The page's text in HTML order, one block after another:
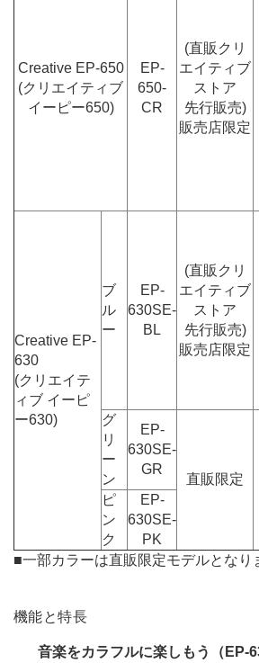
Creative EP-650
(クリエイティブ
イーピー650)
EP-
650-
CR
(直販クリ
エイティブ
ストア
先行販売)
販売店限定
Creative EP-
630
(クリエイテ
ィブ イーピ
ー630)
ブ
ル
ー
EP-
630SE-
BL
(直販クリ
エイティブ
ストア
先行販売)
販売店限定
グ
リ
ー
ン
EP-
630SE-
GR
直販限定
ピ
ン
ク
EP-
630SE-
PK
■一部カラーは直販限定モデルとなり
機能と特長
音楽をカラフルに楽しもう（EP-